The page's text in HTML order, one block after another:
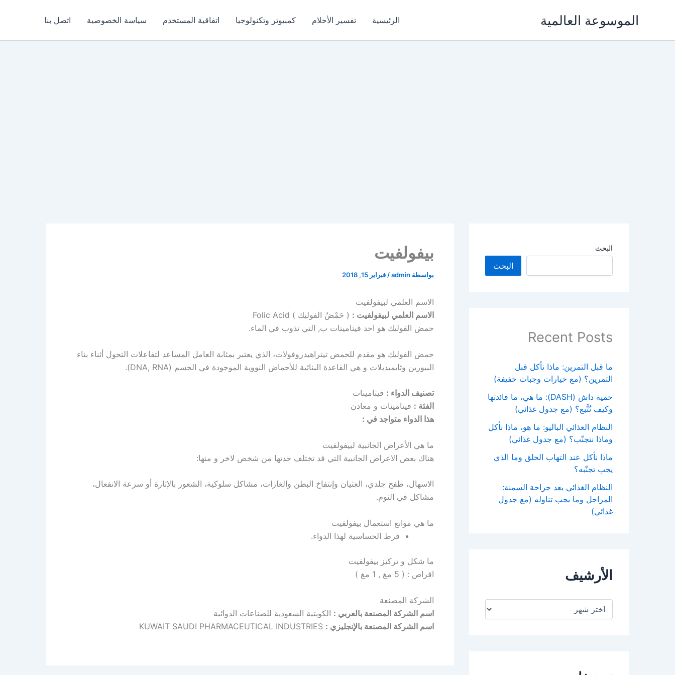
الموسوعة العالمية الرئيسية تفسير الأحلام كمبيوتر وتكنولوجيا اتفاقية المستخدم سياسة الخصوصية اتصل بنا
البحث
البحث
Recent Posts
ما قبل التمرين: ماذا نأكل قبل
التمرين؟ (مع خيارات وجبات خفيفة)
حمية داش (DASH): ما هي، ما فائدتها
وكيف تُتَّبع؟ (مع جدول غذائي)
النظام الغذائي الباليو: ما هو، ماذا نأكل
وماذا نتجنّب؟ (مع جدول غذائي)
ماذا نأكل عند التهاب الحلق وما الذي
يجب تجنّبه؟
النظام الغذائي بعد جراحة السمنة:
المراحل وما يجب تناوله (مع جدول
غذائي)
الأرشيف
بيفولفيت
بواسطة admin
/ فبراير 15, 2018
الاسم العلمي لبيفولفيت
الاسم العلمي لبيفولفيت : ( حَمْضُ الفوليك ) Folic Acid
حمض الفوليك هو احد فيتامينات ب, التي تذوب في الماء.
حمض الفوليك هو مقدم للحمض تيتراهيدروفولات، الذي يعتبر بمثابة العامل المساعد لتفاعلات التحول أثناء بناء
البيورين وثايميديلات و هي القاعدة البنائية للأحماض النووية الموجودة في الجسم (DNA, RNA).
تصنيف الدواء : فيتامينات
الفئة : فيتامينات و معادن
هذا الدواء متواجد في :
ما هي الأعراض الجانبية لبيفولفيت
هناك بعض الاعراض الجانبية التي قد تختلف حدتها من شخص لاخر و منها:
الاسهال، طفح جلدي، الغثيان وإنتفاخ البطن والغازات، مشاكل سلوكية، الشعور بالإثارة أو سرعة الانفعال،
مشاكل في النوم.
ما هي موانع استعمال بيفولفيت
فرط الحساسية لهذا الدواء.
ما شكل و تركيز بيفولفيت
اقراص : ( 5 مغ , 1 مغ )
الشركة المصنعة
اسم الشركة المصنعة بالعربي : الكويتية السعودية للصناعات الدوائية
اسم الشركة المصنعة بالإنجليزي :